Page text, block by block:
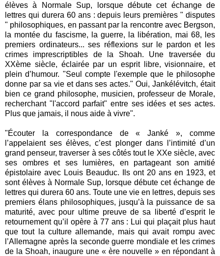
élèves à Normale Sup, lorsque débute cet échange de
lettres qui durera 60 ans : depuis leurs premières " disputes
" philosophiques, en passant par la rencontre avec Bergson,
la montée du fascisme, la guerre, la libération, mai 68, les
premiers ordinateurs... ses réflexions sur le pardon et les
crimes imprescriptibles de la Shoah. Une traversée du
XXème siècle, éclairée par un esprit libre, visionnaire, et
plein d’humour. "Seul compte l'exemple que le philosophe
donne par sa vie et dans ses actes." Oui, Jankélévitch, était
bien ce grand philosophe, musicien, professeur de Morale,
recherchant "l'accord parfait" entre ses idées et ses actes.
Plus que jamais, il nous aide à vivre".
"Écouter la correspondance de « Janké », comme
l’appelaient ses élèves, c’est plonger dans l’intimité d’un
grand penseur, traverser à ses côtés tout le XXe siècle, avec
ses ombres et ses lumières, en partageant son amitié
épistolaire avec Louis Beauduc. Ils ont 20 ans en 1923, et
sont élèves à Normale Sup, lorsque débute cet échange de
lettres qui durera 60 ans. Toute une vie en lettres, depuis ses
premiers élans philosophiques, jusqu’à la puissance de sa
maturité, avec pour ultime preuve de sa liberté d’esprit le
retournement qu’il opère à 77 ans : Lui qui plaçait plus haut
que tout la culture allemande, mais qui avait rompu avec
l’Allemagne après la seconde guerre mondiale et les crimes
de la Shoah, inaugure une « ère nouvelle » en répondant à